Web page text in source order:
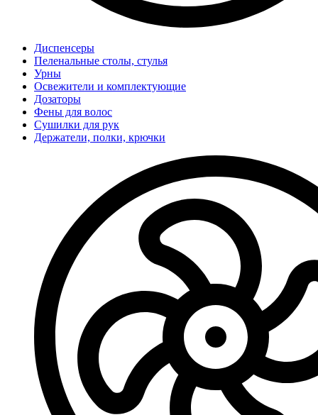
Диспенсеры
Пеленальные столы, стулья
Урны
Освежители и комплектующие
Дозаторы
Фены для волос
Сушилки для рук
Держатели, полки, крючки